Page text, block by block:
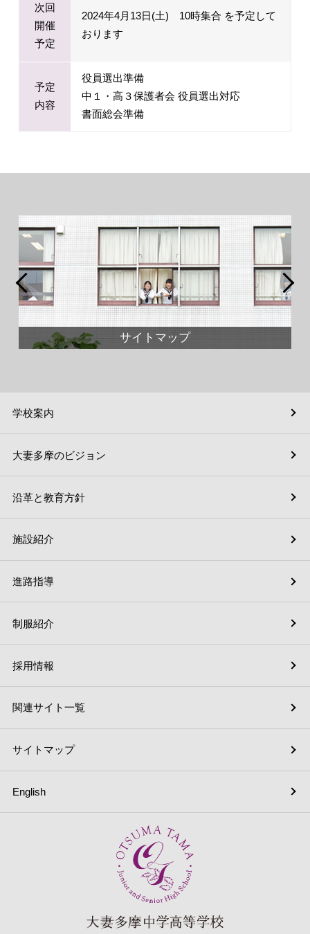
次回
開催
予定
2024年4月13日(土) 10時集合 を予定して
おります
予定
内容
役員選出準備
中１・高３保護者会 役員選出対応
書面総会準備
サイトマップ
学校案内
施設紹介
採用情報
English
大妻多摩のビジョン
進路指導
関連サイト一覧
沿革と教育方針
制服紹介
サイトマップ